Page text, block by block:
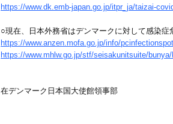
https://www.dk.emb-japan.go.jp/itpr_ja/taizai-
○現在、日本外務省はデンマークに対して感染
https://www.anzen.mofa.go.jp/info/
https://www.mhlw.go.jp/stf/seisakunitsuite/
在デンマーク日本国大使館領事部